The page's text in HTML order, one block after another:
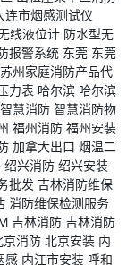
连市烟感测试仪
线液位计 防水型无
报警系统 东莞 东莞
州家庭消防产品代
力表 哈尔滨 哈尔滨
慧消防 智慧消防物
福州消防 福州安装
加拿大出口 烟温二
绍兴消防 绍兴安装
批发 吉林消防维保
消防维保检测服务
吉林消防 吉林消防
京消防 北京安装 内
感 内江市安装 呼和